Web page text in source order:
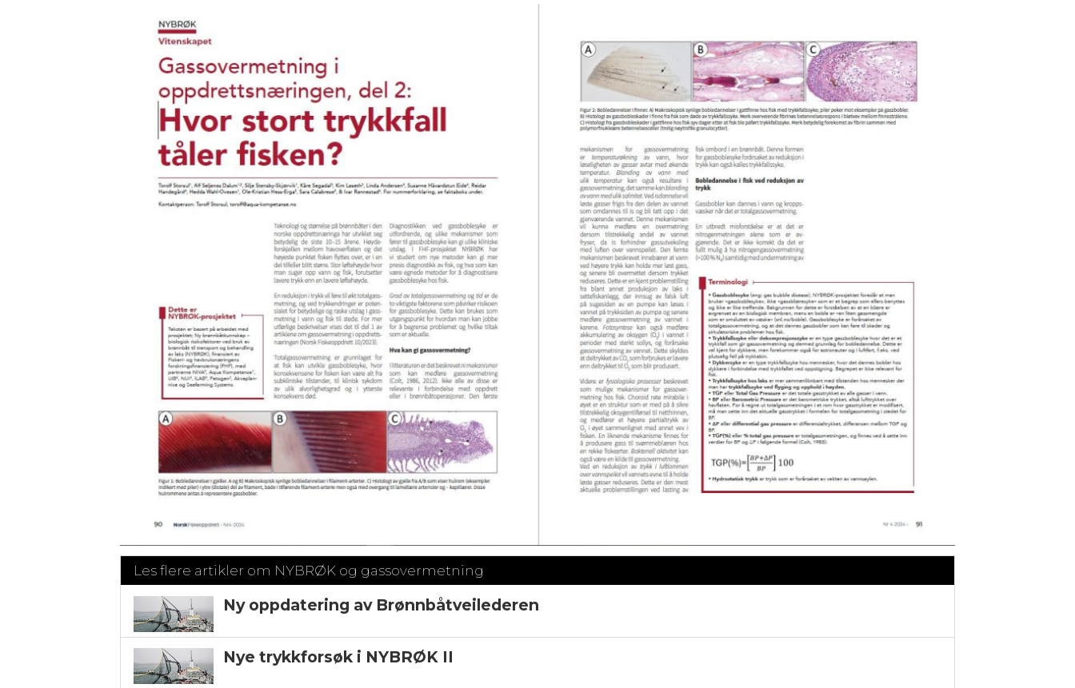
Les flere artikler om NYBRØK og gassovermetning
Ny oppdatering av Brønnbåt­veilederen
Nye trykkforsøk i NYBRØK II